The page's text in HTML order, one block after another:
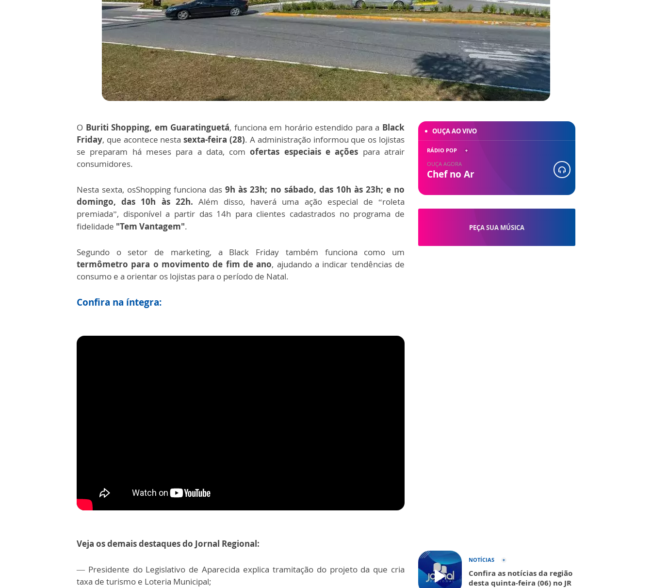
O Buriti Shopping, em Guaratinguetá, funciona em horário estendido para a Black
Friday, que acontece nesta sexta-feira (28). A administração informou que os lojistas
se preparam há meses para a data, comofertas especiais e ações para atrair
consumidores.
Nesta sexta, osShopping funciona das9h às 23h; no sábado, das 10h às 23h; e no
domingo, das 10h às 22h. Além disso, haverá uma ação especial de “roleta
premiada”, disponível a partir das 14h para clientes cadastrados no programa de
fidelidade "Tem Vantagem".
Segundo o setor de marketing, a Black Friday também funciona como um
termômetro para o movimento de fim de ano, ajudando a indicar tendências de
consumo e a orientar os lojistas para o período de Natal.
Confira na íntegra:
Veja os demais destaques do Jornal Regional:
— Presidente do Legislativo de Aparecida explica tramitação do projeto da que cria
taxa de turismo e Loteria Municipal;
PEÇA SUA MÚSICA
OUÇA AO VIVO
RÁDIO POP
OUÇA AGORA
Chef no Ar
NOTÍCIAS
Confira as notícias da região
desta quinta-feira (06) no JR